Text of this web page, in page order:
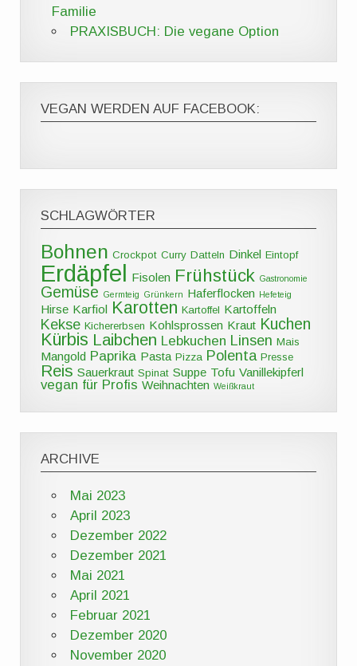
Familie
PRAXISBUCH: Die vegane Option
VEGAN WERDEN AUF FACEBOOK:
SCHLAGWÖRTER
Bohnen Crockpot Curry Datteln Dinkel Eintopf
Erdäpfel Fisolen Frühstück Gastronomie
Gemüse Germteig Grünkern Haferflocken Hefeteig
Hirse Karfiol Karotten Kartoffel Kartoffeln
Kekse Kichererbsen Kohlsprossen Kraut Kuchen
Kürbis Laibchen Lebkuchen Linsen Mais
Mangold Paprika Pasta Pizza Polenta Presse
Reis Sauerkraut Spinat Suppe Tofu Vanillekipferl
vegan für Profis Weihnachten Weißkraut
ARCHIVE
Mai 2023
April 2023
Dezember 2022
Dezember 2021
Mai 2021
April 2021
Februar 2021
Dezember 2020
November 2020